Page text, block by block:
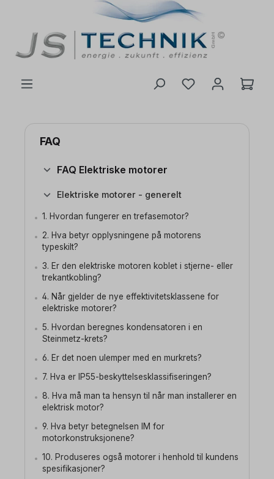
FAQ
FAQ Elektriske motorer
Elektriske motorer - generelt
1. Hvordan fungerer en trefasemotor?
2. Hva betyr opplysningene på motorens
typeskilt?
3. Er den elektriske motoren koblet i stjerne- eller
trekantkobling?
4. Når gjelder de nye effektivitetsklassene for
elektriske motorer?
5. Hvordan beregnes kondensatoren i en
Steinmetz-krets?
6. Er det noen ulemper med en murkrets?
7. Hva er IP55-beskyttelsesklassifiseringen?
8. Hva må man ta hensyn til når man installerer en
elektrisk motor?
9. Hva betyr betegnelsen IM for
motorkonstruksjonene?
10. Produseres også motorer i henhold til kundens
spesifikasjoner?